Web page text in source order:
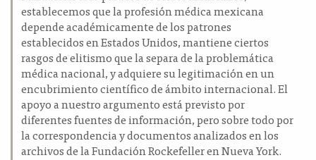
establecemos que la profesión médica mexicana
depende académicamente de los patrones
establecidos en Estados Unidos, mantiene ciertos
rasgos de elitismo que la separa de la problemática
médica nacional, y adquiere su legitimación en un
encubrimiento científico de ámbito internacional. El
apoyo a nuestro argumento está previsto por
diferentes fuentes de información, pero sobre todo por
la correspondencia y documentos analizados en los
archivos de la Fundación Rockefeller en Nueva York.